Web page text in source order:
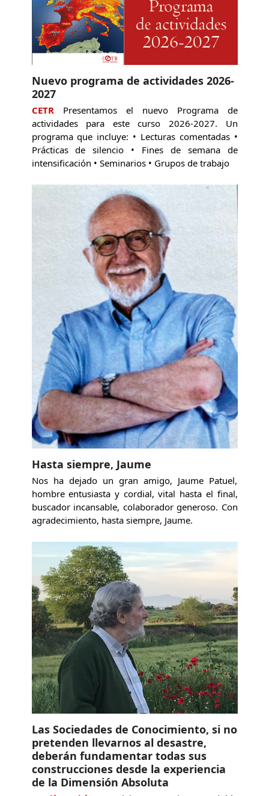
Nuevo programa de actividades 2026-
2027
CETRPresentamos el nuevo Programa de
actividades para este curso 2026-2027. Un
programa que incluye: • Lecturas comentadas •
Prácticas de silencio • Fines de semana de
intensificación • Seminarios • Grupos de trabajo
Hasta siempre, Jaume
Nos ha dejado un gran amigo, Jaume Patuel,
hombre entusiasta y cordial, vital hasta el final,
buscador incansable, colaborador generoso. Con
agradecimiento, hasta siempre, Jaume.
Las Sociedades de Conocimiento, si no
pretenden llevarnos al desastre,
deberán fundamentar todas sus
construcciones desde la experiencia
de la Dimensión Absoluta